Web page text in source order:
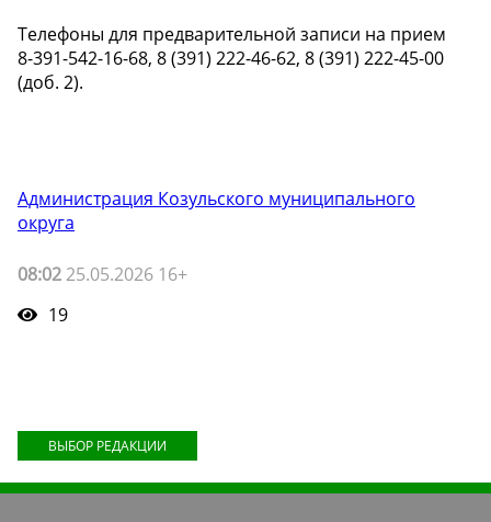
Телефоны для предварительной записи на прием
8-391-542-16-68, 8 (391) 222-46-62, 8 (391) 222-45-00
(доб. 2).
Администрация Козульского муниципального
округа
08:02 25.05.2026 16+
19
ВЫБОР РЕДАКЦИИ